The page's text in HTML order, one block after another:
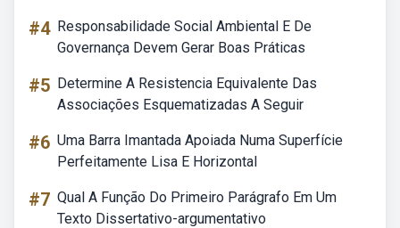
#4 Responsabilidade Social Ambiental E De
Governança Devem Gerar Boas Práticas
#5 Determine A Resistencia Equivalente Das
Associações Esquematizadas A Seguir
#6 Uma Barra Imantada Apoiada Numa Superfície
Perfeitamente Lisa E Horizontal
#7 Qual A Função Do Primeiro Parágrafo Em Um
Texto Dissertativo-argumentativo